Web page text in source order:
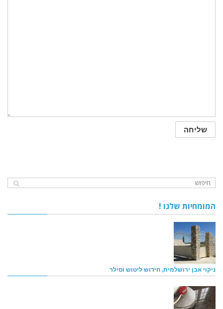
המומחיות שלנו !
ניקוי אבן ירושלמית, חידוש ליטוש וסילר